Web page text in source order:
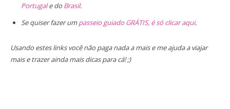
Portugale do Brasil.
Se quiser fazer umpasseio guiado GRÁTIS, é só clicar aqui.
Usando estes links você não paga nada a mais e me ajuda a viajar
mais e trazer ainda mais dicas para cá! ;)